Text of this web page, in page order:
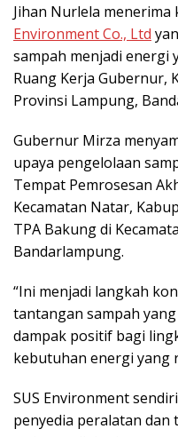
Jihan Nurlela
Environment Co., Ltd
sampah menjadi energi
Ruang Kerja Gubernur,
Provinsi Lampung,
Gubernur Mirza
upaya pengelolaan
Tempat Pemrosesan
Kecamatan Natar,
TPA Bakung di
Bandarlampung.
“Ini menjadi langkah
tantangan sampah
dampak positif bagi
kebutuhan energi yang
SUS Environment
penyedia peralatan